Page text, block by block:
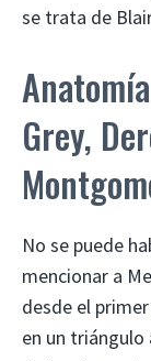
se trata de
Grey,
No se puede
mencionar a
desde el
en un